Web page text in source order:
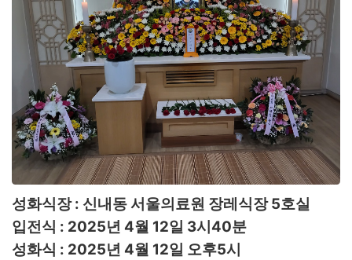
성화식장 : 신내동 서울의료원 장레식장 5호실
입전식 : 2025년 4월 12일 3시40분
성화식 : 2025년 4월 12일 오후5시